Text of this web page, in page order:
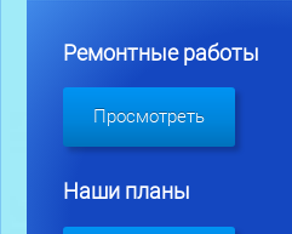
Ремонтные работы
Просмотреть
Наши планы